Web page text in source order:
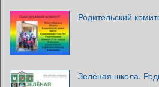
Родительский
Зелёная школа.